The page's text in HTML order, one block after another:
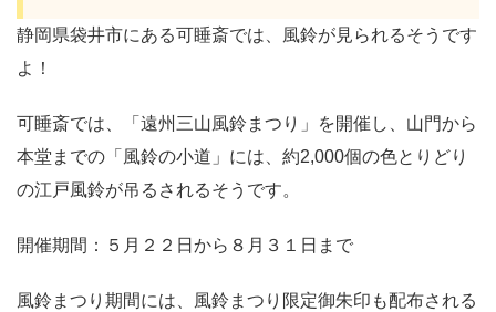
静岡県袋井市にある可睡斎では、風鈴が見られるそうです
よ！
可睡斎では、「遠州三山風鈴まつり」を開催し、山門から
本堂までの「風鈴の小道」には、約2,000個の色とりどり
の江戸風鈴が吊るされるそうです。
開催期間：５月２２日から８月３１日まで
風鈴まつり期間には、風鈴まつり限定御朱印も配布される